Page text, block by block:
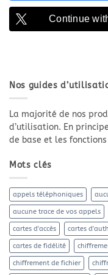
Continue
Nos guides
La majorité de nos
d’utilisation. En
de base et les fonctions
Mots clés
appels téléphoniques
aucune trace de vos appels
cartes d'accès cartes
cartes de fidélité
chiffrement de fichier